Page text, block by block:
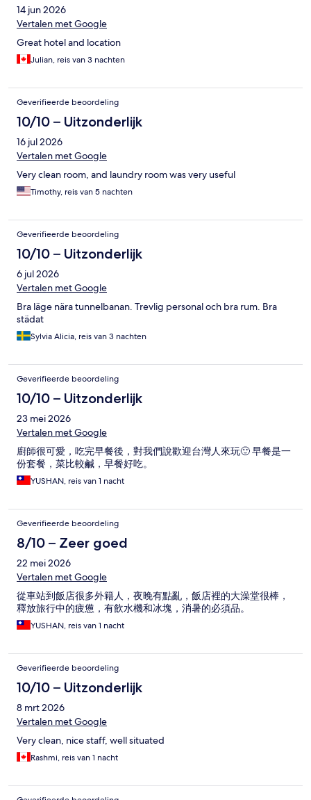
14 jun 2026
Vertalen met Google
Great hotel and location
Julian, reis van 3 nachten
Geverifieerde beoordeling
10/10 – Uitzonderlijk
16 jul 2026
Vertalen met Google
Very clean room, and laundry room was very useful
Timothy, reis van 5 nachten
Geverifieerde beoordeling
10/10 – Uitzonderlijk
6 jul 2026
Vertalen met Google
Bra läge nära tunnelbanan. Trevlig personal och bra rum. Bra
städat
Sylvia Alicia, reis van 3 nachten
Geverifieerde beoordeling
10/10 – Uitzonderlijk
23 mei 2026
Vertalen met Google
廚師很可愛，吃完早餐後，對我們說歡迎台灣人來玩🙂 早餐是一
份套餐，菜比較鹹，早餐好吃。
YUSHAN, reis van 1 nacht
Geverifieerde beoordeling
8/10 – Zeer goed
22 mei 2026
Vertalen met Google
從車站到飯店很多外籍人，夜晚有點亂，飯店裡的大澡堂很棒，
釋放旅行中的疲憊，有飲水機和冰塊，消暑的必須品。
YUSHAN, reis van 1 nacht
Geverifieerde beoordeling
10/10 – Uitzonderlijk
8 mrt 2026
Vertalen met Google
Very clean, nice staff, well situated
Rashmi, reis van 1 nacht